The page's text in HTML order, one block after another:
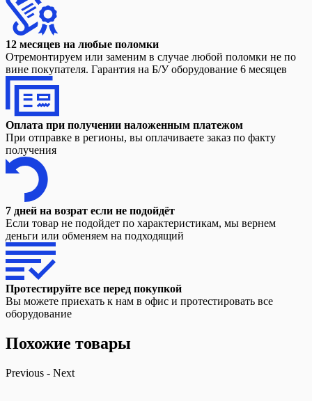
12 месяцев на любые поломки
Отремонтируем или заменим в случае любой поломки не по
вине покупателя. Гарантия на Б/У оборудование 6 месяцев
Оплата при получении наложенным платежом
При отправке в регионы, вы оплачиваете заказ по факту
получения
7 дней на возрат если не подойдёт
Если товар не подойдет по характеристикам, мы вернем
деньги или обменяем на подходящий
Протестируйте все перед покупкой
Вы можете приехать к нам в офис и протестировать все
оборудование
Похожие товары
Previous - Next